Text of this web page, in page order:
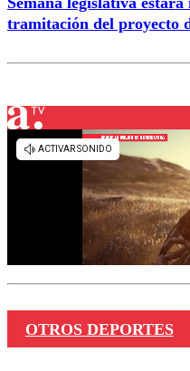
tramitación del proyecto
OTROS DEPORTES